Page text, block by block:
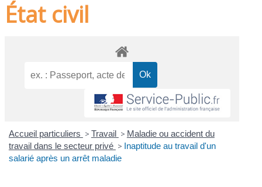
État civil
Accueil particuliers > Travail > Maladie ou accident du
travail dans le secteur privé > Inaptitude au travail d'un
salarié après un arrêt maladie